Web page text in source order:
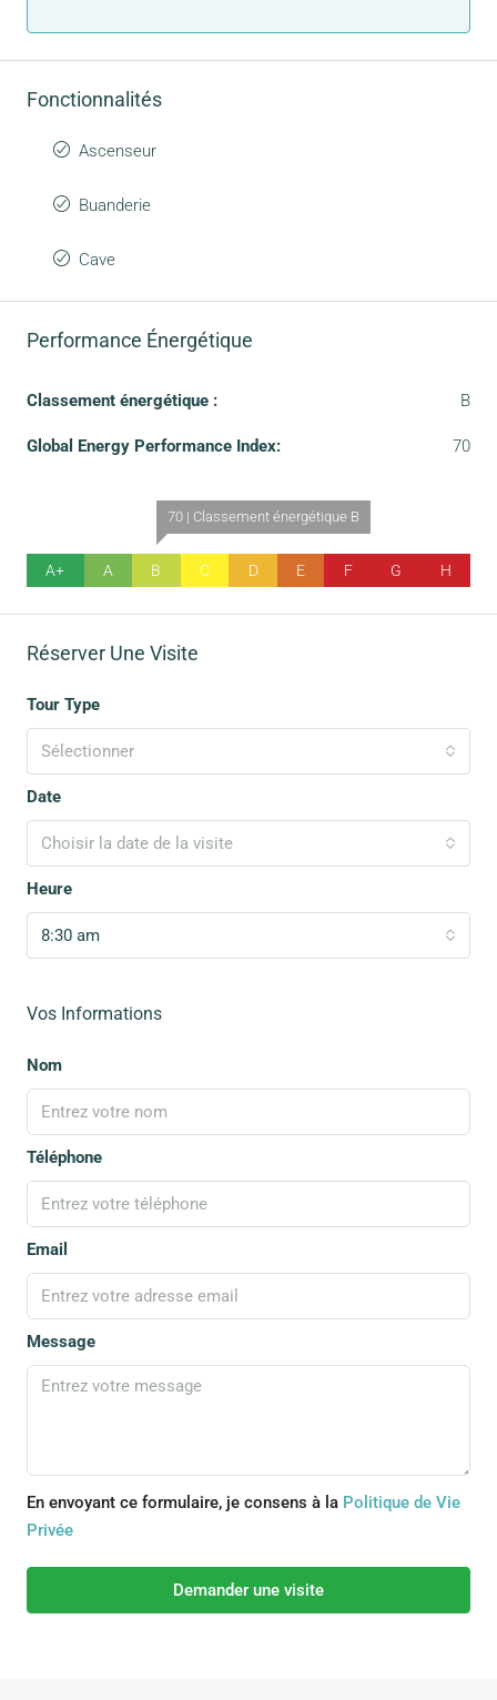
Fonctionnalités
Ascenseur
Buanderie
Cave
Performance Énergétique
Classement énergétique : B
Global Energy Performance Index: 70
A+ A
70 | Classement énergétique B
B C D E F G H
Réserver Une Visite
Tour Type
Sélectionner
Date
Choisir la date de la visite
Heure
8:30 am
Vos Informations
Nom
Téléphone
Email
Message
En envoyant ce formulaire, je consens à la Politique de Vie
Privée
Demander une visite